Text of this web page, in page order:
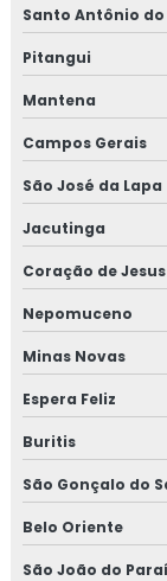
Serviço de
Serviço de
Valor
Isolamento
Empresas de
Inspeção de
Inspeção de
Inspeção de
Santo Antônio
Pitangui
Mantena
Campos Gerais
São José da Lapa
Jacutinga
Coração de Jesus
Nepomuceno
Minas Novas
Espera Feliz
Buritis
São Gonçalo do
Belo Oriente
São João do